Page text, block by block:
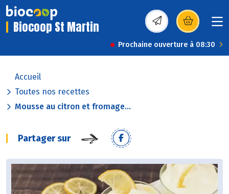
Biocoop St Martin (s’ouvre dans une
Prochaine ouverture à 08:30
Accueil
Toutes nos recettes
Mousse au citron et fromage...
Partager sur